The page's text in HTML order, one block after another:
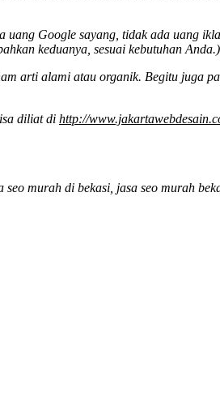
uang Google sayang, tidak ada uang
keduanya, sesuai kebutuhan Anda.)
arti alami atau organik. Begitu juga
diliat di http://
murah di bekasi, jasa seo murah